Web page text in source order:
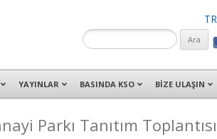
TR
OSB’deki ofisleri ile hizmet vermektedir.
YAYINLAR BASINDA KSO BİZE ULAŞIN
Parkı Tanıtım Toplantısı